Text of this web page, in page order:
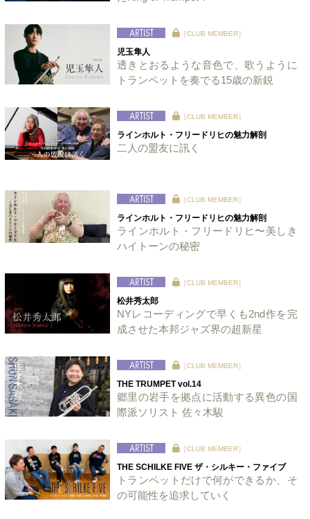
［CLUB MEMBER］
児玉隼人
透きとおるような音色で、歌うように
トランペットを奏でる15歳の新鋭
［CLUB MEMBER］
ラインホルト・フリードリヒの魅力解剖
二人の盟友に訊く
［CLUB MEMBER］
ラインホルト・フリードリヒの魅力解剖
ラインホルト・フリードリヒ〜美しき
ハイトーンの秘密
［CLUB MEMBER］
松井秀太郎
NYレコーディングで早くも2nd作を完
成させた本邦ジャズ界の超新星
［CLUB MEMBER］
THE TRUMPET vol.14
郷里の岩手を拠点に活動する異色の国
際派ソリスト 佐々木駿
［CLUB MEMBER］
THE SCHILKE FIVE ザ・シルキー・ファイブ
トランペットだけで何ができるか、そ
の可能性を追求していく